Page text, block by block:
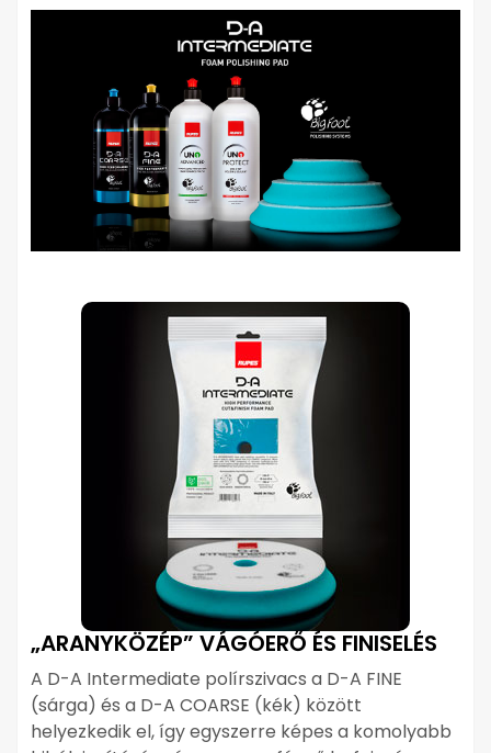
„ARANYKÖZÉP” VÁGÓERŐ ÉS FINISELÉS
A D-A Intermediate polírszivacs a D-A FINE
(sárga) és a D-A COARSE (kék) között
helyezkedik el, így egyszerre képes a komolyabb